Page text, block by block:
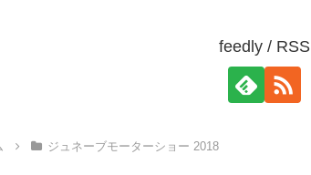
feedly / RSS
ジュネーブモーターショー 2018